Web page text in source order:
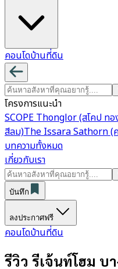
คอนโดบ้านที่ดิน
โครงการแนะนำ
SCOPE Thonglor (สโคป ท
สีลม)The Issara Sathorn (ค
บทความทั้งหมด
เกี่ยวกับเรา
บันทึก
ลงประกาศฟรี
คอนโดบ้านที่ดิน
รีวิว รีเจ้นท์โฮม บ